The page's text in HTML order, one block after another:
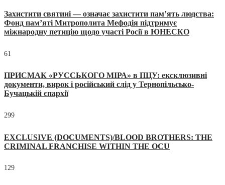
Захистити святині — означає захистити пам’ять людства:
Фонд пам’яті Митрополита Мефодія підтримує
міжнародну петицію щодо участі Росії в ЮНЕСКО
61
ПРИСМАК «РУССЬКОГО МІРА» в ПЦУ: ексклюзивні
документи, вирок і російський слід у Тернопільсько-
Бучацькій єпархії
299
EXCLUSIVE (DOCUMENTS)/BLOOD BROTHERS: THE
CRIMINAL FRANCHISE WITHIN THE OCU
129